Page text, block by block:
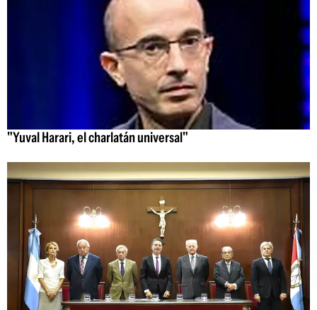
"Yuval Harari, el charlatán universal"